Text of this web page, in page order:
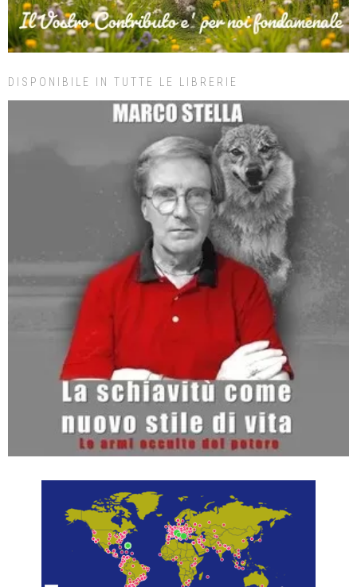
DISPONIBILE IN TUTTE LE LIBRERIE